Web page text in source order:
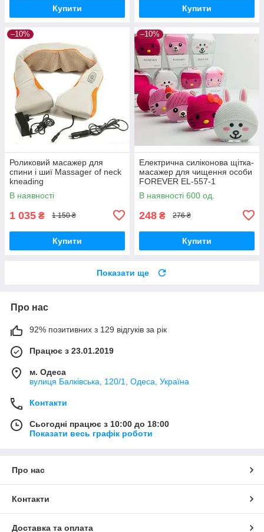
Купити Купити
–10%
Роликовий масажер для
спини і шиї Massager of neck
kneading
В наявності
1 035 ₴ 1 150 ₴
Купити
–10%
Електрична силіконова щітка-
масажер для чищення особи
FOREVER EL-557-1
В наявності 600 од.
248 ₴ 276 ₴
Купити
Показати ще
Про нас
92% позитивних з 129 відгуків за рік
Працює з 23.01.2019
м. Одеса
вулиця Балківська, 120/1, Одеса, Україна
Контакти
Сьогодні працює з 10:00 до 18:00
Показати весь графік роботи
Про нас
Контакти
Доставка та оплата